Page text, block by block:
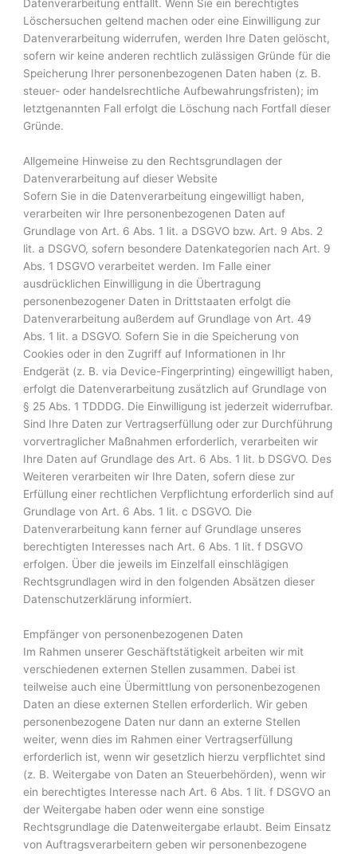
Datenverarbeitung entfällt. Wenn Sie ein berechtigtes
Löschersuchen geltend machen oder eine Einwilligung zur
Datenverarbeitung widerrufen, werden Ihre Daten gelöscht,
sofern wir keine anderen rechtlich zulässigen Gründe für die
Speicherung Ihrer personenbezogenen Daten haben (z. B.
steuer- oder handelsrechtliche Aufbewahrungsfristen); im
letztgenannten Fall erfolgt die Löschung nach Fortfall dieser
Gründe.
Allgemeine Hinweise zu den Rechtsgrundlagen der
Datenverarbeitung auf dieser Website
Sofern Sie in die Datenverarbeitung eingewilligt haben,
verarbeiten wir Ihre personenbezogenen Daten auf
Grundlage von Art. 6 Abs. 1 lit. a DSGVO bzw. Art. 9 Abs. 2
lit. a DSGVO, sofern besondere Datenkategorien nach Art. 9
Abs. 1 DSGVO verarbeitet werden. Im Falle einer
ausdrücklichen Einwilligung in die Übertragung
personenbezogener Daten in Drittstaaten erfolgt die
Datenverarbeitung außerdem auf Grundlage von Art. 49
Abs. 1 lit. a DSGVO. Sofern Sie in die Speicherung von
Cookies oder in den Zugriff auf Informationen in Ihr
Endgerät (z. B. via Device-Fingerprinting) eingewilligt haben,
erfolgt die Datenverarbeitung zusätzlich auf Grundlage von
§ 25 Abs. 1 TDDDG. Die Einwilligung ist jederzeit widerrufbar.
Sind Ihre Daten zur Vertragserfüllung oder zur Durchführung
vorvertraglicher Maßnahmen erforderlich, verarbeiten wir
Ihre Daten auf Grundlage des Art. 6 Abs. 1 lit. b DSGVO. Des
Weiteren verarbeiten wir Ihre Daten, sofern diese zur
Erfüllung einer rechtlichen Verpflichtung erforderlich sind auf
Grundlage von Art. 6 Abs. 1 lit. c DSGVO. Die
Datenverarbeitung kann ferner auf Grundlage unseres
berechtigten Interesses nach Art. 6 Abs. 1 lit. f DSGVO
erfolgen. Über die jeweils im Einzelfall einschlägigen
Rechtsgrundlagen wird in den folgenden Absätzen dieser
Datenschutzerklärung informiert.
Empfänger von personenbezogenen Daten
Im Rahmen unserer Geschäftstätigkeit arbeiten wir mit
verschiedenen externen Stellen zusammen. Dabei ist
teilweise auch eine Übermittlung von personenbezogenen
Daten an diese externen Stellen erforderlich. Wir geben
personenbezogene Daten nur dann an externe Stellen
weiter, wenn dies im Rahmen einer Vertragserfüllung
erforderlich ist, wenn wir gesetzlich hierzu verpflichtet sind
(z. B. Weitergabe von Daten an Steuerbehörden), wenn wir
ein berechtigtes Interesse nach Art. 6 Abs. 1 lit. f DSGVO an
der Weitergabe haben oder wenn eine sonstige
Rechtsgrundlage die Datenweitergabe erlaubt. Beim Einsatz
von Auftragsverarbeitern geben wir personenbezogene